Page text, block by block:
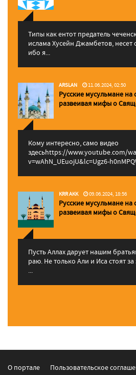
Типы как ентот предатель
ислама Хусейн Джамбетов,
ибо я...
ARSLAN 11.06.2024, 02:50
Русские мусульмане на
pазвеивая мифы о
Кому интересно, само видео
здесьhttps://www.youtube.com/
v=wAhN_UEuojU&lc=Ugz6-
KRR AKK 09.06.2024, 18:56
Русские мусульмане на
pазвеивая мифы о
Пусть Аллах дарует нашим
раю. Не только Али и Иса стоят
...
О портале Пользовательское